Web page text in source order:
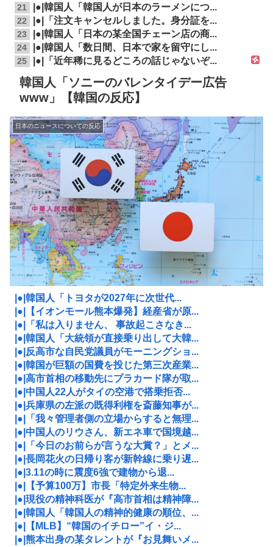
21 |●|韓国人「韓国人が日本のラーメンにつ...
22 |●|「注文キャンセルしました。身分証を...
23 |●|韓国人「日本の某全国チェーン店の商...
24 |●|韓国人「数日間、日本で家を留守にし...
25 |●|「近年稀に見るどころの話じゃないぞ...
韓国人「ソニーのバレンタイデー広告
www」【韓国の反応】
日本のニュースについての反応
|●|韓国人「トヨタが2027年に次世代...
|●|【イオンモール熊本爆発】経産省が原...
|●|「私は入りません、 事故起こさなき...
|●|韓国人「大統領が直接乗り出して大韓...
|●|反高市な自民党議員がモーニングショ...
|●|韓国が巨額の国費を投じた第三次産業...
|●|高市首相の移動先にプラカード隊が取...
|●|中国人22人がタイの空港で搭乗拒否...
|●|兵庫県の左派の既得利権を斎藤知事が...
|●|「我々管理者側の立場からすると無理...
|●|中国人のリウさん、新エネ車で国境越...
|●|「今日のお前らが言うな大賞？」とメ...
|●|長岡花火の日帰り客が新幹線に乗り遅...
|●|3.11の時に震度6強で建物から退...
|●|【予算100万】市長「特定外来生物...
|●|現役の精神科医が『高市首相は精神障...
|●|韓国人「韓国人の精神的健康の順位、...
|●|【MLB】“韓国のイチロー”イ・ジ...
|●|熊本出身の某タレントが『お見舞いメ...